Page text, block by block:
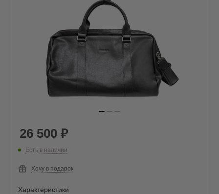
26 500 ₽
Есть в наличии
Хочу в подарок
Характеристики